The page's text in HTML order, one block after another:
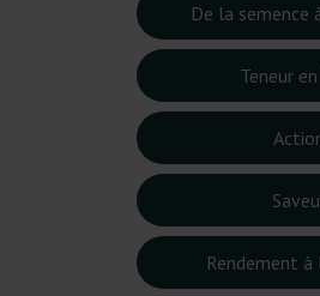
De la semence
Teneur
Rendement